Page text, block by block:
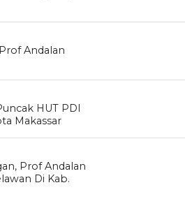
Andalan
HUT PDI
Makassar
Prof Andalan
Di Kab.